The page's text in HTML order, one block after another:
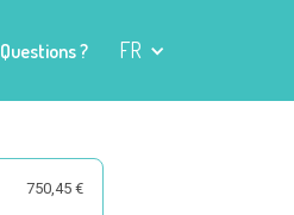
Questions ? FR
750,45 €